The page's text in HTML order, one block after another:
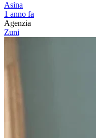
Asina
1 anno fa
Agenzia
Zuni